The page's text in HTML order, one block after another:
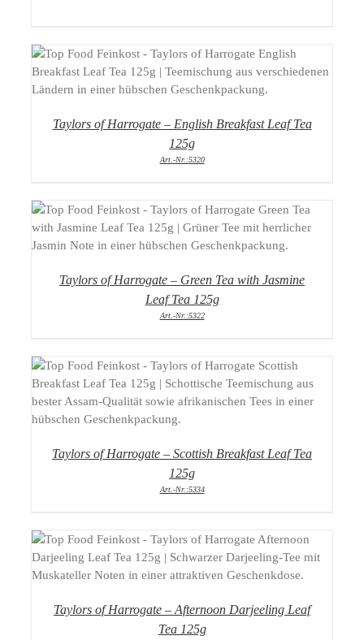
DETAILS
Taylors of Harrogate – English Breakfast Leaf Tea
125g
Art.-Nr.:5320
DETAILS
Taylors of Harrogate – Green Tea with Jasmine
Leaf Tea 125g
Art.-Nr.:5322
DETAILS
Taylors of Harrogate – Scottish Breakfast Leaf Tea
125g
Art.-Nr.:5334
DETAILS
Taylors of Harrogate – Afternoon Darjeeling Leaf
Tea 125g